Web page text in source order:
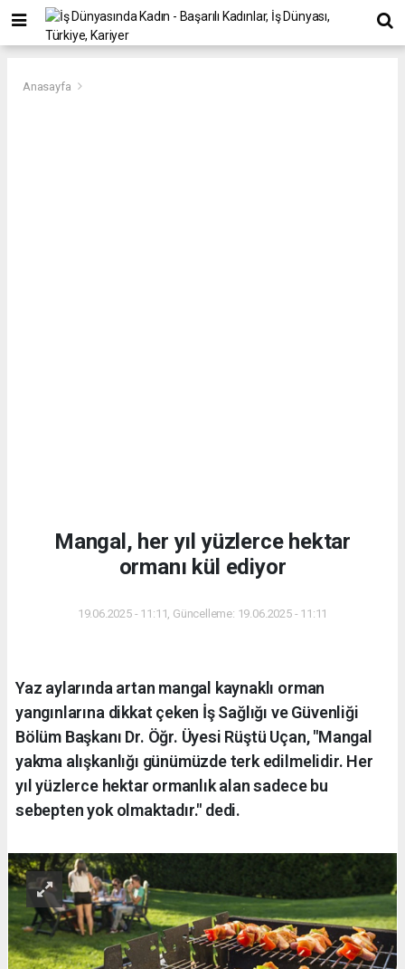
Anasayfa
Mangal, her yıl yüzlerce hektar
ormanı kül ediyor
19.06.2025 - 11:11, Güncelleme: 19.06.2025 - 11:11
Yaz aylarında artan mangal kaynaklı orman
yangınlarına dikkat çeken İş Sağlığı ve Güvenliği
Bölüm Başkanı Dr. Öğr. Üyesi Rüştü Uçan, "Mangal
yakma alışkanlığı günümüzde terk edilmelidir. Her
yıl yüzlerce hektar ormanlık alan sadece bu
sebepten yok olmaktadır." dedi.